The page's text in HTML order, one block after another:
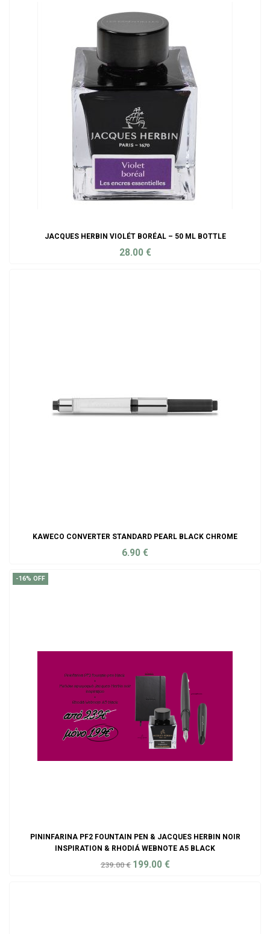
JACQUES HERBIN VIOLÉT BORÉAL – 50 ML BOTTLE
28.00 €
KAWECO CONVERTER STANDARD PEARL BLACK CHROME
6.90 €
PININFARINA PF2 FOUNTAIN PEN & JACQUES HERBIN NOIR
INSPIRATION & RHODIÁ WEBNOTE A5 BLACK
-16% OFF
239.00€ 199.00 €